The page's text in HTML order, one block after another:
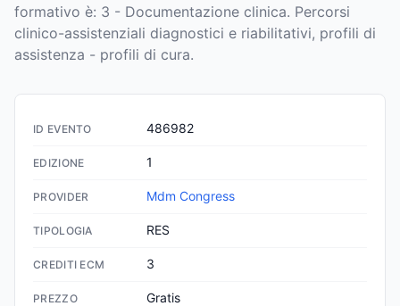
formativo è: 3 - Documentazione clinica. Percorsi
clinico-assistenziali diagnostici e riabilitativi, profili di
assistenza - profili di cura.
ID EVENTO 486982
EDIZIONE 1
PROVIDER Mdm Congress
TIPOLOGIA RES
CREDITI ECM 3
PREZZO Gratis